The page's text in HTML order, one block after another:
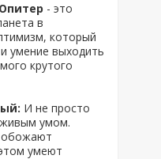
- это
в
который
умение выходить
крутого
И не просто
умом.
обожают
умеют